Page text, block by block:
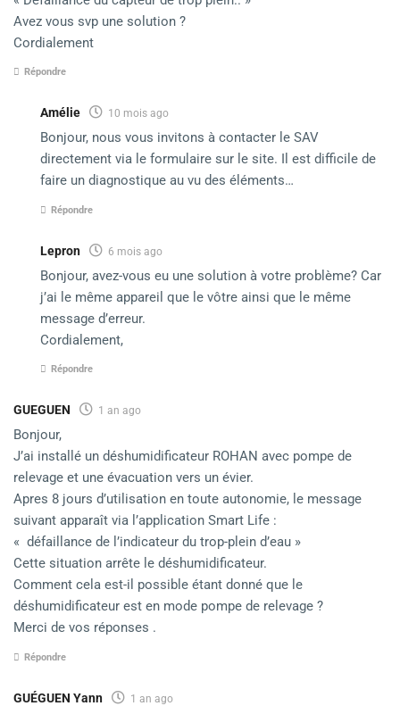
Avez vous svp une solution ?
Cordialement
Répondre
Amélie 10 mois ago
Bonjour, nous vous invitons à contacter le SAV
directement via le formulaire sur le site. Il est difficile de
faire un diagnostique au vu des éléments…
Répondre
Lepron 6 mois ago
Bonjour, avez-vous eu une solution à votre problème? Car
j’ai le même appareil que le vôtre ainsi que le même
message d’erreur.
Cordialement,
Répondre
GUEGUEN 1 an ago
Bonjour,
J’ai installé un déshumidificateur ROHAN avec pompe de
relevage et une évacuation vers un évier.
Apres 8 jours d’utilisation en toute autonomie, le message
suivant apparaît via l’application Smart Life :
« défaillance de l’indicateur du trop-plein d’eau »
Cette situation arrête le déshumidificateur.
Comment cela est-il possible étant donné que le
déshumidificateur est en mode pompe de relevage ?
Merci de vos réponses .
Répondre
GUÉGUEN Yann 1 an ago